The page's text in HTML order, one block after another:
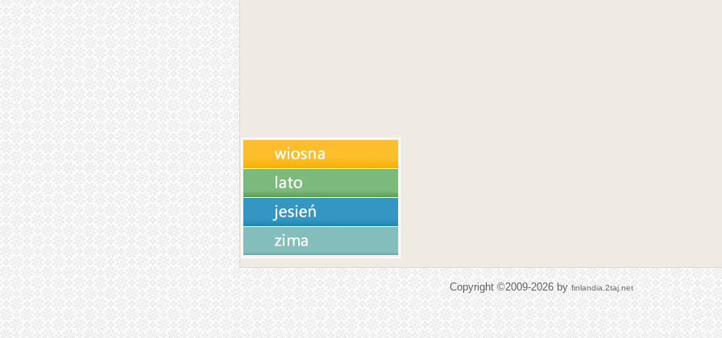
Copyright ©2009-2026 byfinlandia.2taj.net